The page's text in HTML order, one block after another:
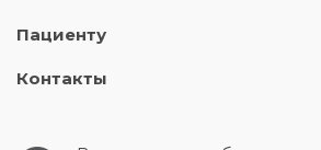
Пациенту
Контакты